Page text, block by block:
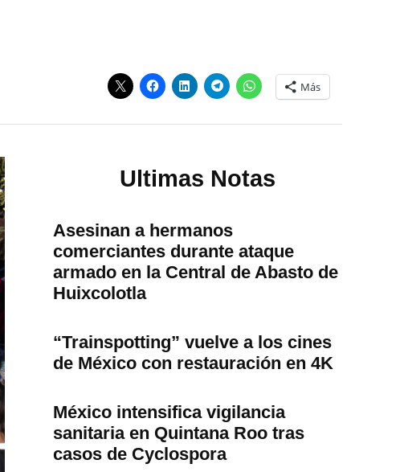
Más
Ultimas Notas
Asesinan a hermanos
comerciantes durante ataque
armado en la Central de Abasto de
Huixcolotla
“Trainspotting” vuelve a los cines
de México con restauración en 4K
México intensifica vigilancia
sanitaria en Quintana Roo tras
casos de Cyclospora